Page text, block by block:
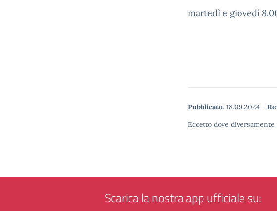
martedì e giovedì
Pubblicato: 18.09.2024 -
Eccetto dove
Scarica la nostra app ufficiale su: